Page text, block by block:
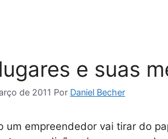
e suas
de 2011 Por Daniel Becher
um empreendedor vai tirar do